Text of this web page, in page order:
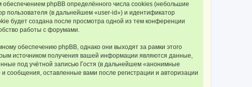
phpBB определённого числа cookies (небольшие
пользователя (в дальнейшем «user-id») и идентификатор
будет создана после просмотра одной из тем конференции
работы с форумами.
обеспечению phpBB, однако они выходят за рамки этого
источником получения вашей информации являются данные,
под учётной записью Гостя (в дальнейшем «анонимные
оставленные вами после регистрации и авторизации